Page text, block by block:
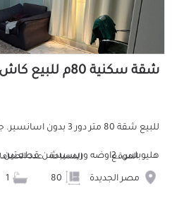
شقة سكنية 80م للبيع كاش بمصر الجديدة القاهرة
للبيع شقة 80 متر دور 3
هليوبلس. 2اوضه وريسيبشن قطعتين...
الموقع
مصر الجديدة
المساحة عدد